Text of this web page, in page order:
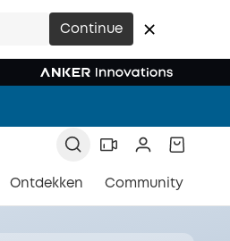
Continue
Ontdekken Community